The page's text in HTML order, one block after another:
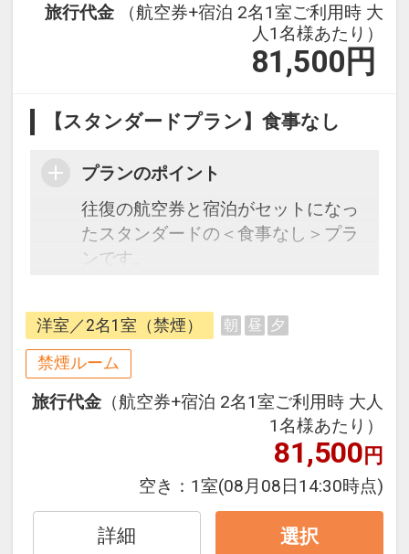
旅行代金
（航空券+宿泊 2名1室ご利用時 大
人1名様あたり）
81,500 円
【スタンダードプラン】食事なし
プランのポイント
往復の航空券と宿泊がセットになっ
たスタンダードの＜食事なし＞プラ
ンです。
できるダイナミックパッケージだか
ら、一都市滞在はもちろん周遊旅行
にも最適！
旅行期間中の1泊だけの宿泊や延
泊・飛び泊なども自由自在です。
JALマイレージ会員の方にはフライ
トマイルが50%貯まります。
天然温泉大浴場「ばってんの湯」
洋室／2名1室（禁煙） 朝 昼 夕
禁煙ルーム
旅行代金 （航空券+宿泊 2名1室ご利用時 大人
1名様あたり）
81,500円
空き： 1室(08月08日14:30時点)
詳細 選択